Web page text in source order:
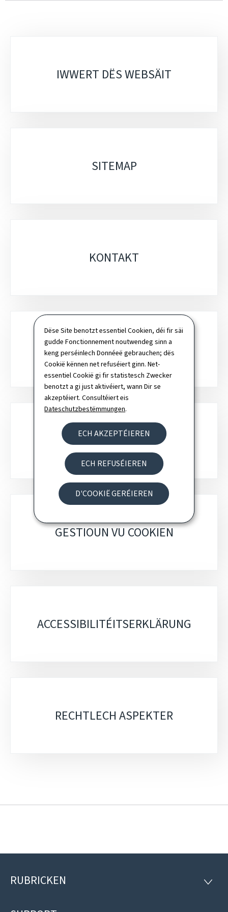
Dëse Site benotzt essentiel Cookien, déi fir säi
gudde Fonctionnement noutwendeg sinn a
keng perséinlech Donnéeë gebrauchen; dës
Cookië kënnen net refuséiert ginn. Net-
essentiel Cookië gi fir statistesch Zwecker
benotzt a gi just aktivéiert, wann Dir se
akzeptéiert. Consultéiert eis
Dateschutzbestëmmungen.
ECH AKZEPTÉIEREN
ECH REFUSÉIEREN
D'COOKIË GERÉIEREN
IWWERT DËS WEBSÄIT
SITEMAP
KONTAKT
SICH
NEWSLETTER
GESTIOUN VU COOKIEN
ACCESSIBILITÉITSERKLÄRUNG
RECHTLECH ASPEKTER
Fousszeil
RUBRICKEN